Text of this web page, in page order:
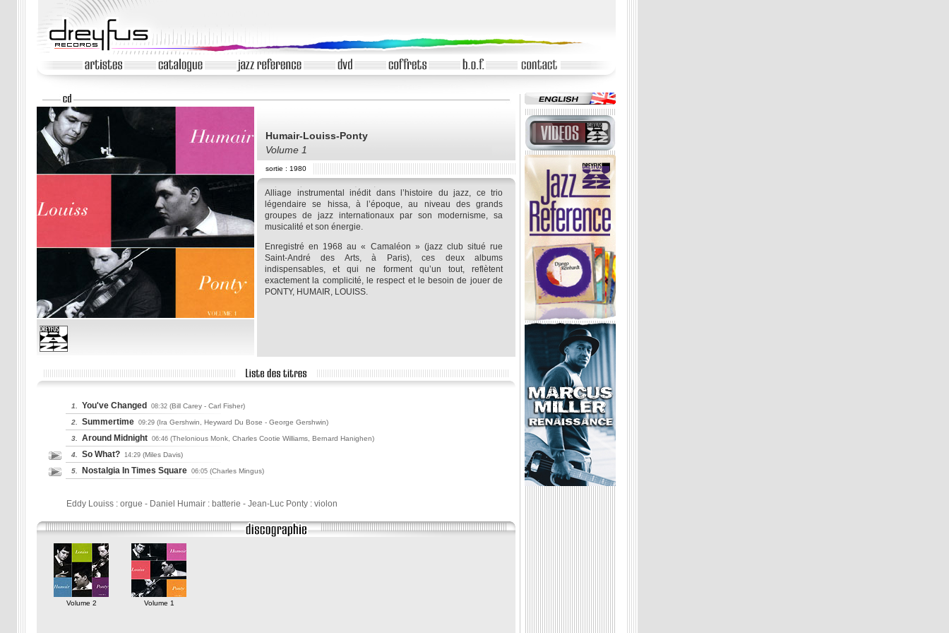
Humair-Louiss-Ponty
Volume 1
sortie : 1980
Alliage instrumental inédit dans l’histoire du jazz, ce trio
légendaire se hissa, à l’époque, au niveau des grands
groupes de jazz internationaux par son modernisme, sa
musicalité et son énergie.
Enregistré en 1968 au « Camaléon » (jazz club situé rue
Saint-André des Arts, à Paris), ces deux albums
indispensables, et qui ne forment qu’un tout, reflètent
exactement la complicité, le respect et le besoin de jouer de
PONTY, HUMAIR, LOUISS.
1. You've Changed 08:32 (Bill Carey - Carl Fisher)
2. Summertime 09:29 (Ira Gershwin, Heyward Du Bose - George Gershwin)
3. Around Midnight 06:46 (Thelonious Monk, Charles Cootie Williams, Bernard Hanighen)
4. So What? 14:29 (Miles Davis)
5. Nostalgia In Times Square 06:05 (Charles Mingus)
Eddy Louiss : orgue - Daniel Humair : batterie - Jean-Luc Ponty : violon
Volume 2 Volume 1